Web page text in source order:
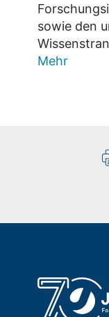
sowie den
Mehr